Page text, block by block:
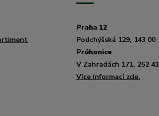
Praha 12
Podchýšská 129, 143 00
Průhonice
V Zahradách 171, 252 43
Více informací zde.